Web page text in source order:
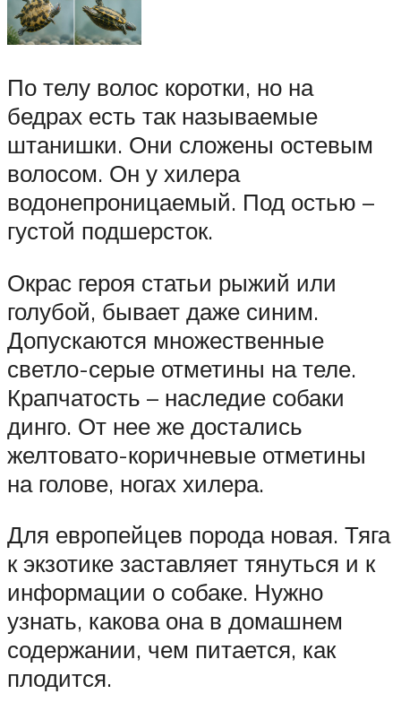
По телу волос коротки, но на
бедрах есть так называемые
штанишки. Они сложены остевым
волосом. Он у хилера
водонепроницаемый. Под остью –
густой подшерсток.
Окрас героя статьи рыжий или
голубой, бывает даже синим.
Допускаются множественные
светло-серые отметины на теле.
Крапчатость – наследие собаки
динго. От нее же достались
желтовато-коричневые отметины
на голове, ногах хилера.
Для европейцев порода новая. Тяга
к экзотике заставляет тянуться и к
информации о собаке. Нужно
узнать, какова она в домашнем
содержании, чем питается, как
плодится.